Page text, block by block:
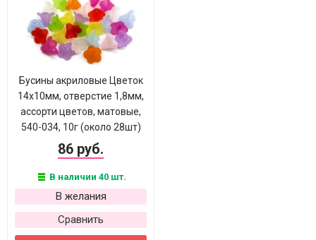
Бусины акриловые Цветок
14х10мм, отверстие 1,8мм,
ассорти цветов, матовые,
540-034, 10г (около 28шт)
86 руб.
В наличии 40 шт.
В желания
Сравнить